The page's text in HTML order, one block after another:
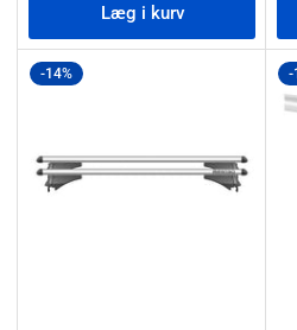
Læg i kurv
-14% -